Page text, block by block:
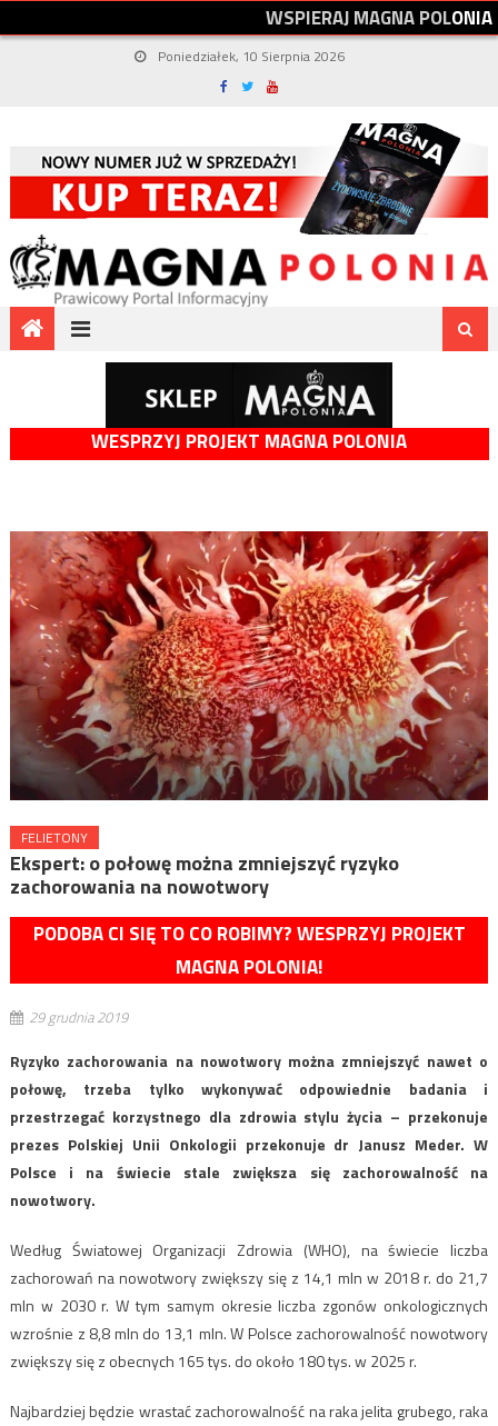
WSPIERAJMAGNAPOLONIA
Poniedziałek, 10 Sierpnia 2026
WESPRZYJ PROJEKT MAGNA POLONIA
FELIETONY
Ekspert: o połowę można zmniejszyć ryzyko
zachorowania na nowotwory
PODOBA CI SIĘ TO CO ROBIMY? WESPRZYJ PROJEKT
MAGNA POLONIA!
29 grudnia 2019
Ryzyko zachorowania na nowotwory można zmniejszyć nawet o
połowę, trzeba tylko wykonywać odpowiednie badania i
przestrzegać korzystnego dla zdrowia stylu życia – przekonuje
prezes Polskiej Unii Onkologii przekonuje dr Janusz Meder. W
Polsce i na świecie stale zwiększa się zachorowalność na
nowotwory.
Według Światowej Organizacji Zdrowia (WHO), na świecie liczba
zachorowań na nowotwory zwiększy się z 14,1 mln w 2018 r. do 21,7
mln w 2030 r. W tym samym okresie liczba zgonów onkologicznych
wzrośnie z 8,8 mln do 13,1 mln. W Polsce zachorowalność nowotwory
zwiększy się z obecnych 165 tys. do około 180 tys. w 2025 r.
Najbardziej będzie wrastać zachorowalność na raka jelita grubego, raka